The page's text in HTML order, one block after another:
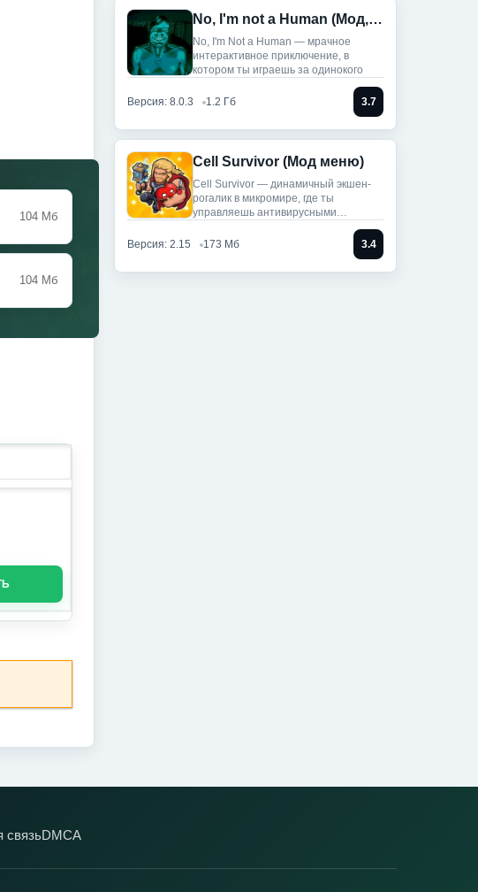
104 Мб
104 Мб
No, I'm not a Human (Мод, Unlocked)
No, I'm Not a Human — мрачное
интерактивное приключение, в
котором ты играешь за одинокого
Версия: 8.0.3 1.2 Гб 3.7
Cell Survivor (Мод меню)
Cell Survivor — динамичный экшен-
рогалик в микромире, где ты
управляешь антивирусными
Версия: 2.15
173 Мб 3.4
связьDMCA